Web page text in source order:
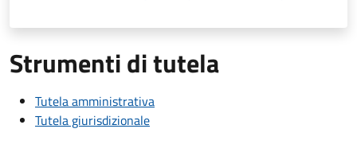
Strumenti di tutela
Tutela amministrativa
Tutela giurisdizionale